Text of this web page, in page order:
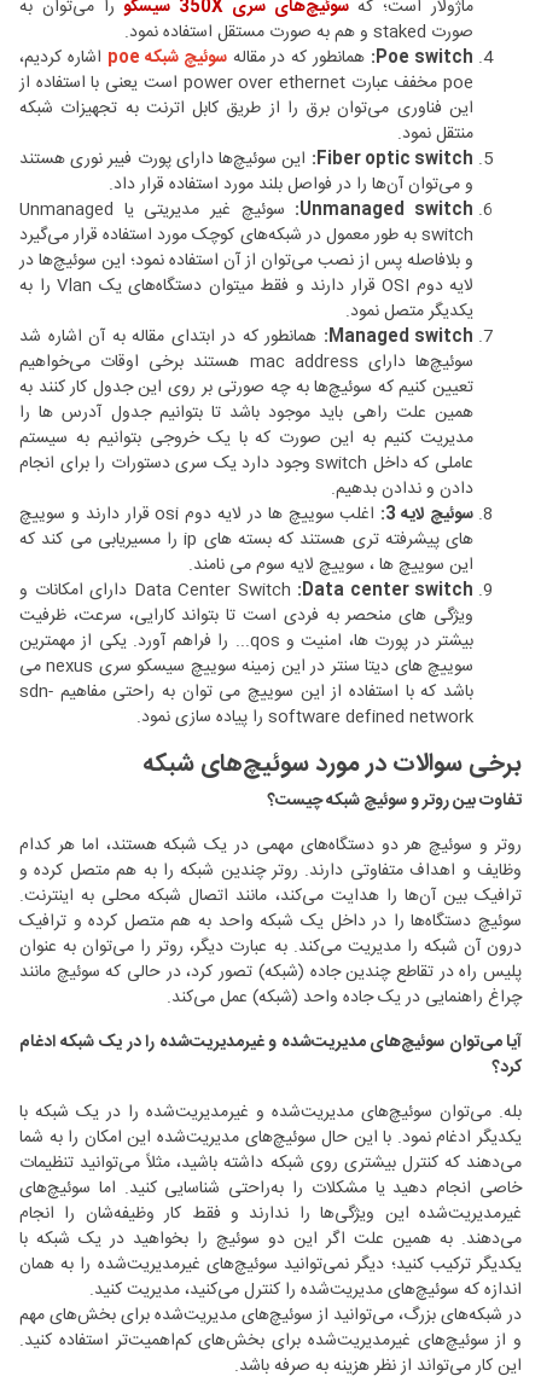
ماژولار است؛ کهسوئیچ‌های سری 350X سیسکو
را می‌توان به
صورت staked و هم به صورت مستقل استفاده نمود.
Poe switch: همانطور که در مقالهسوئیچ شبکه poe
اشاره کردیم،
poe مخفف عبارت power over ethernet است یعنی با استفاده از
این فناوری می‌توان برق را از طریق کابل اترنت به تجهیزات شبکه
منتقل نمود.
Fiber optic switch: این سوئیچ‌ها دارای پورت فیبر نوری هستند
و می‌توان آن‌ها را در فواصل بلند مورد استفاده قرار داد.
Unmanaged switch:
سوئیچ غیر مدیریتی یا Unmanaged
switch به طور معمول در شبکه‌های کوچک مورد استفاده قرار می‌گیرد
و بلافاصله پس از نصب می‌توان از آن استفاده نمود؛ این سوئیچ‌ها در
لایه دوم OSI قرار دارند و فقط میتوان دستگاه‌های یک Vlan را به
یکدیگر متصل نمود.
Managed switch: همانطور که در ابتدای مقاله به آن اشاره شد
سوئیچ‌ها دارای mac address هستند برخی اوقات می‌خواهیم
تعیین کنیم که سوئیچ‌ها به چه صورتی بر روی این جدول کار کنند به
همین علت راهی باید موجود باشد تا بتوانیم جدول آدرس ها را
مدیریت کنیم به این صورت که با یک خروجی بتوانیم به سیستم
عاملی که داخل switch وجود دارد یک سری دستورات را برای انجام
دادن و ندادن بدهیم.
سوئیچ‌ لایه 3:
اغلب سوییچ ها در لایه دوم osi قرار دارند و سوییچ
های پیشرفته تری هستند که بسته های ip را مسیریابی می کند که
این سوییچ ها ، سوییچ لایه سوم می نامند.
Data Center Switch :Data center switch
دارای امکانات و
ویژگی های منحصر به فردی است تا بتواند کارایی، سرعت، ظرفیت
بیشتر در پورت ها، امنیت و qos... را فراهم آورد. یکی از مهمترین
سوییچ های دیتا سنتر در این زمینه سوییچ سیسکو سری nexus می
باشد که با استفاده از این سوییچ می توان به راحتی مفاهیم sdn-
software defined network را پیاده سازی نمود.
برخی سوالات در مورد سوئیچ‌های شبکه
تفاوت بین روتر و سوئیچ شبکه چیست؟
روتر و سوئیچ هر دو دستگاه‌های مهمی در یک شبکه هستند، اما هر کدام
وظایف و اهداف متفاوتی دارند. روتر چندین شبکه را به هم متصل کرده و
ترافیک بین آن‌ها را هدایت می‌کند، مانند اتصال شبکه محلی به اینترنت.
سوئیچ دستگاه‌ها را در داخل یک شبکه واحد به هم متصل کرده و ترافیک
درون آن شبکه را مدیریت می‌کند. به عبارت دیگر، روتر را می‌توان به عنوان
پلیس راه در تقاطع چندین جاده (شبکه) تصور کرد، در حالی که سوئیچ مانند
چراغ راهنمایی در یک جاده واحد (شبکه) عمل می‌کند.
آیا می‌توان سوئیچ‌های مدیریت‌شده و غیرمدیریت‌شده را در یک شبکه‌ ادغام
کرد؟
بله. می‌توان سوئیچ‌های مدیریت‌شده و غیرمدیریت‌شده را در یک شبکه با
یکدیگر ادغام نمود. با این حال سوئیچ‌های مدیریت‌شده این امکان را به شما
می‌دهند که کنترل بیشتری روی شبکه داشته باشید، مثلاً می‌توانید تنظیمات
خاصی انجام دهید یا مشکلات را به‌راحتی شناسایی کنید. اما سوئیچ‌های
غیرمدیریت‌شده این ویژگی‌ها را ندارند و فقط کار وظیفه‌شان را انجام
می‌دهند. به همین علت اگر این دو سوئیچ را بخواهید در یک شبکه با
یکدیگر ترکیب کنید؛ دیگر نمی‌توانید سوئیچ‌های غیرمدیریت‌شده را به همان
اندازه که سوئیچ‌های مدیریت‌شده را کنترل می‌کنید، مدیریت کنید.
در شبکه‌های بزرگ، می‌توانید از سوئیچ‌های مدیریت‌شده برای بخش‌های مهم
و از سوئیچ‌های غیرمدیریت‌شده برای بخش‌های کم‌اهمیت‌تر استفاده کنید.
این کار می‌تواند از نظر هزینه به صرفه باشد.